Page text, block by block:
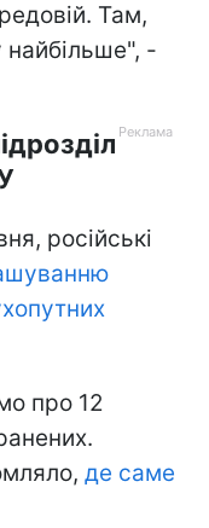
Там,
-
російські
про 12
де саме